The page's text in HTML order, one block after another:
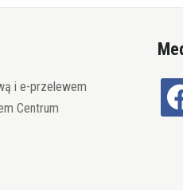
i e-przelewem
Centrum